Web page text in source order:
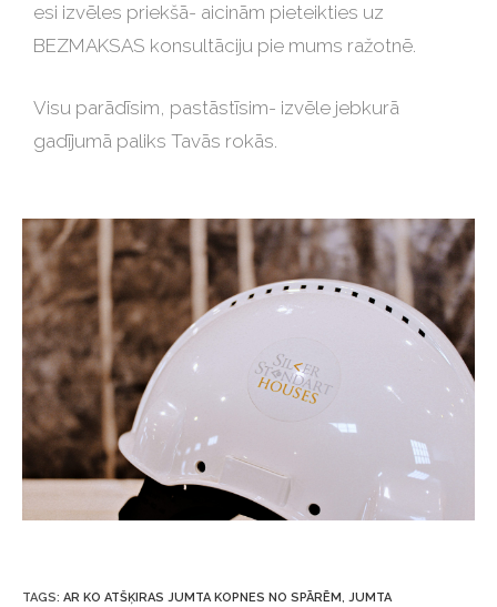
esi izvēles priekšā- aicinām pieteikties uz
BEZMAKSAS konsultāciju pie mums ražotnē.
Visu parādīsim, pastāstīsim- izvēle jebkurā
gadījumā paliks Tavās rokās.
TAGS: AR KO ATŠĶIRAS JUMTA KOPNES NO SPĀRĒM, JUMTA